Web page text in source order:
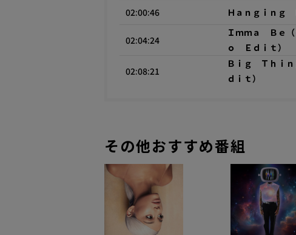
02:00:46 Ｈａｎｇｉｎ
02:04:24
Ｉｍｍａ Ｂｅ
ｏ Ｅｄｉｔ）
02:08:21
Ｂｉｇ Ｔｈｉ
ｄｉｔ）
その他おすすめ番組